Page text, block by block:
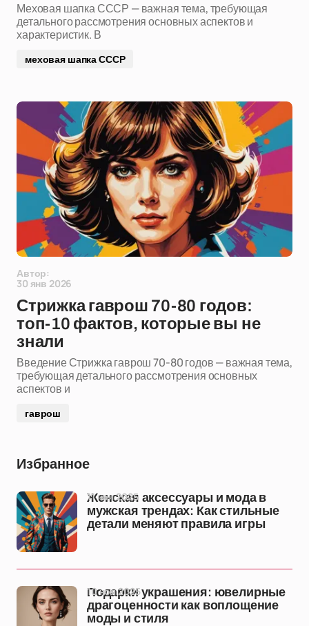
Меховая шапка СССР — важная тема, требующая
детального рассмотрения основных аспектов и
характеристик. В
меховая шапка СССР
Автор:
30 янв 2026
Стрижка гаврош 70-80 годов:
топ-10 фактов, которые вы не
знали
Введение Стрижка гаврош 70-80 годов — важная тема,
требующая детального рассмотрения основных
аспектов и
гаврош
Избранное
Женская аксессуары и мода в
мужская трендах: Как стильные
детали меняют правила игры
11 ноя 2025
Подарки украшения: ювелирные
драгоценности как воплощение
моды и стиля
10 ноя 2025